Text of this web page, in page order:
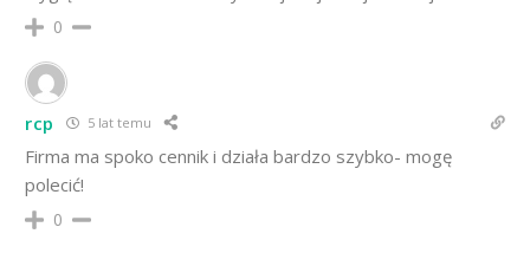
0
rcp 5 lat temu
Firma ma spoko cennik i działa bardzo szybko- mogę
polecić!
0